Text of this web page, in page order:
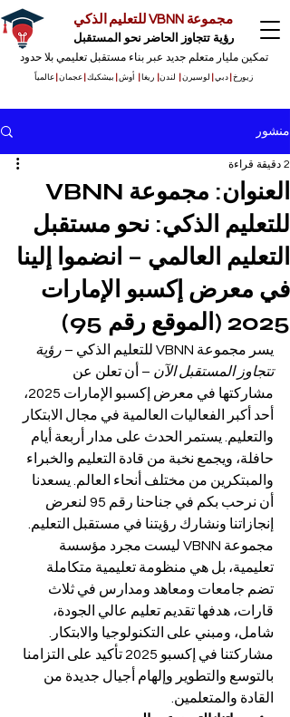
مجموعة VBNN للتعليم الذكي
رؤية تتجاوز الحاضر نحو المستقبل
تمكين مليار متعلم جديد عبر بناء مستقبل تعليمي بلا حدود
زيورخ دبي لوسيرن لندن ريغا أوش بيشكيك عجمان |عالمياً
منشور
العنوان: مجموعة VBNN
للتعليم الذكي: نحو مستقبل
التعليم العالمي – انضموا إلينا
في معرض إكسبو الإمارات
2025 (الموقع رقم 95)
2 دقيقة قراءة
يسر مجموعة VBNN للتعليم الذكي –
رؤية
تتجاوز المستقبل الآن – أن تعلن عن
مشاركتها في معرض إكسبو الإمارات 2025،
أحد أكبر الفعاليات العالمية في مجال الابتكار
والتعليم. يستمر الحدث على مدار أربعة أيام
حافلة، ويجمع نخبة من قادة التعليم والخبراء
والمبتكرين من مختلف أنحاء العالم. يسعدنا
أن نرحب بكم في جناحنا رقم 95 لنعرض
إنجازاتنا ونشارك رؤيتنا في مستقبل التعليم.
مجموعة VBNN ليست مجرد مؤسسة
تعليمية، بل هي منظومة تعليمية متكاملة
تضم جامعات ومعاهد ومدارس في ثلاث
قارات، هدفها تقديم تعليم عالي الجودة،
شامل، ومبني على التكنولوجيا والابتكار.
مشاركتنا في إكسبو 2025 تأكيد على التزامنا
بالتوسع والتطوير وإلهام أجيال جديدة من
القادة والمتعلمين.